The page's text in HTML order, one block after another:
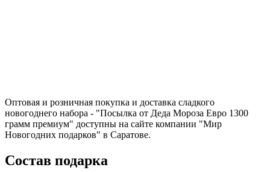
Оптовая и розничная покупка и доставка сладкого
новогоднего набора - "Посылка от Деда Мороза Евро 1300
грамм премиум" доступны на сайте компании "Мир
Новогодних подарков" в Саратове.
Состав подарка